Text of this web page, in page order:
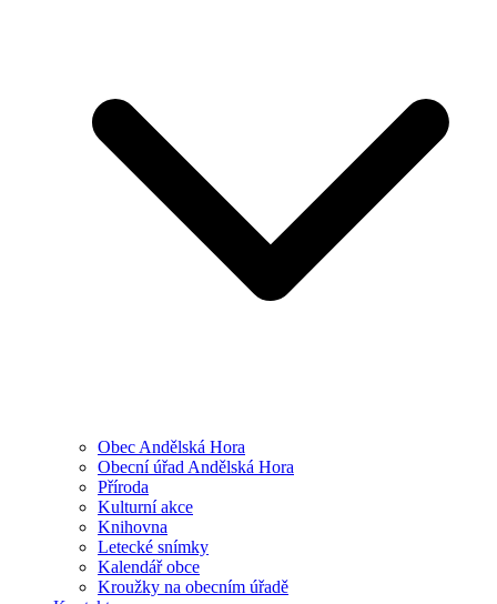
Obec Andělská Hora
Obecní úřad Andělská Hora
Příroda
Kulturní akce
Knihovna
Letecké snímky
Kalendář obce
Kroužky na obecním úřadě